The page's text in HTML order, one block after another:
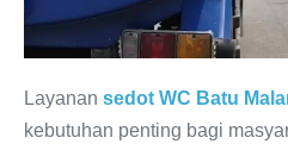
Layanan sedot WC Batu
kebutuhan penting bagi